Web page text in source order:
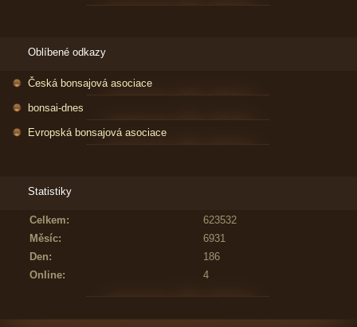
Oblíbené odkazy
Česká bonsajová asociace
bonsai-dnes
Evropská bonsajová asociace
Statistiky
Online: 4
Celkem:
623532
Měsíc:
6931
Den:
186